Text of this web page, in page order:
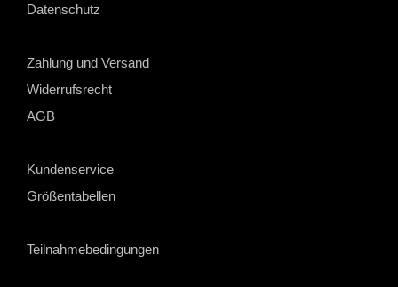
Datenschutz
Zahlung und Versand
Widerrufsrecht
AGB
Kundenservice
Größentabellen
Teilnahmebedingungen